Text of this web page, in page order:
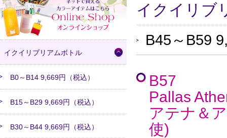
イクイリブリアムボトル
B0～B14 9,669円（税込）
B15～B29 9,669円（税込）
B30～B44 9,669円（税込）
イクイリブ
B45～B59
B57
Pallas
アテナ＆
使)